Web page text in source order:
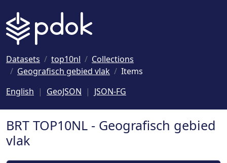
Datasets top10nl
Collections
Geografisch gebied vlak
Items
English
GeoJSON JSON-FG
BRT TOP10NL - Geografisch gebied
vlak